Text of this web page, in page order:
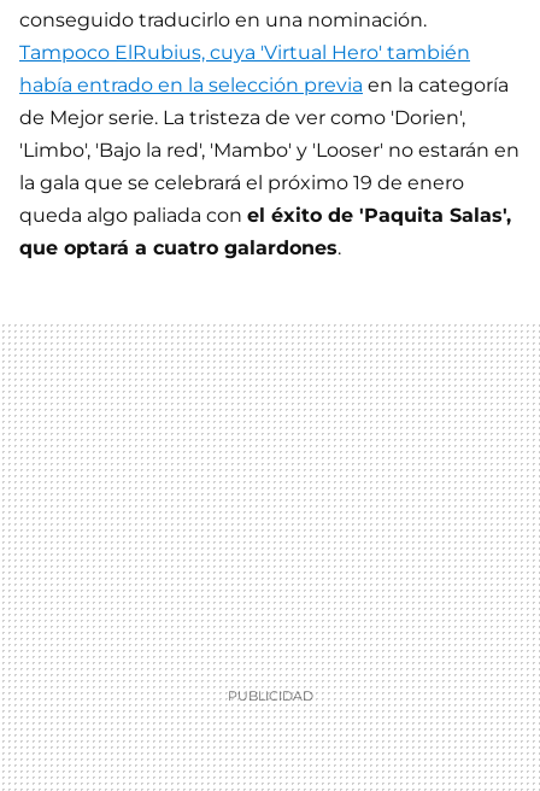
conseguido traducirlo en una nominación.
Tampoco ElRubius, cuya 'Virtual Hero' también
había entrado en la selección previa en la categoría
de Mejor serie. La tristeza de ver como 'Dorien',
'Limbo', 'Bajo la red', 'Mambo' y 'Looser' no estarán en
la gala que se celebrará el próximo 19 de enero
queda algo paliada con el éxito de 'Paquita Salas',
que optará a cuatro galardones.